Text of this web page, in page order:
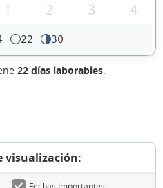
1 2 3 4
22 30
22 días laborables.
visualización: